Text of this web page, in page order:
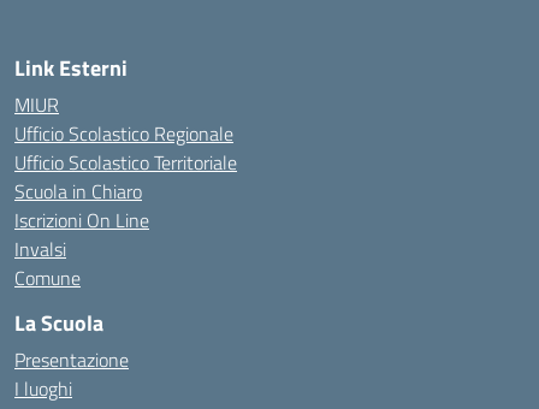
Link Esterni
MIUR
Ufficio Scolastico Regionale
Ufficio Scolastico Territoriale
Scuola in Chiaro
Iscrizioni On Line
Invalsi
Comune
La Scuola
Presentazione
I luoghi